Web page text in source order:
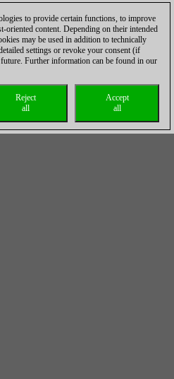
to provide certain functions, to improve
oriented content. Depending on their intended
may be used in addition to technically
settings or revoke your consent (if
Further information can be found in our
Accept
all
Reject
all